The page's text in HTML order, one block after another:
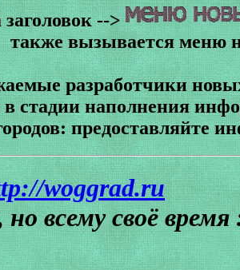
-->
также вызывается меню
разработчики
в стадии наполнения
предоставляйте
woggrad.ru
всему своё время